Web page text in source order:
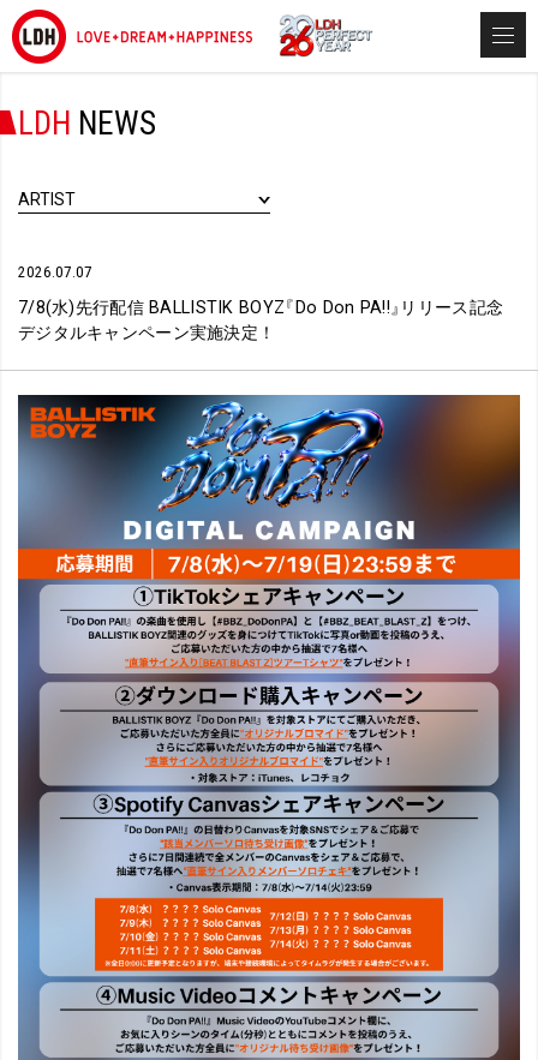
LDH NEWS
ARTIST
2026.07.07
7/8(水)先行配信 BALLISTIK BOYZ『 Do Don PA!!』リリース記念
デジタルキャンペーン実施決定！